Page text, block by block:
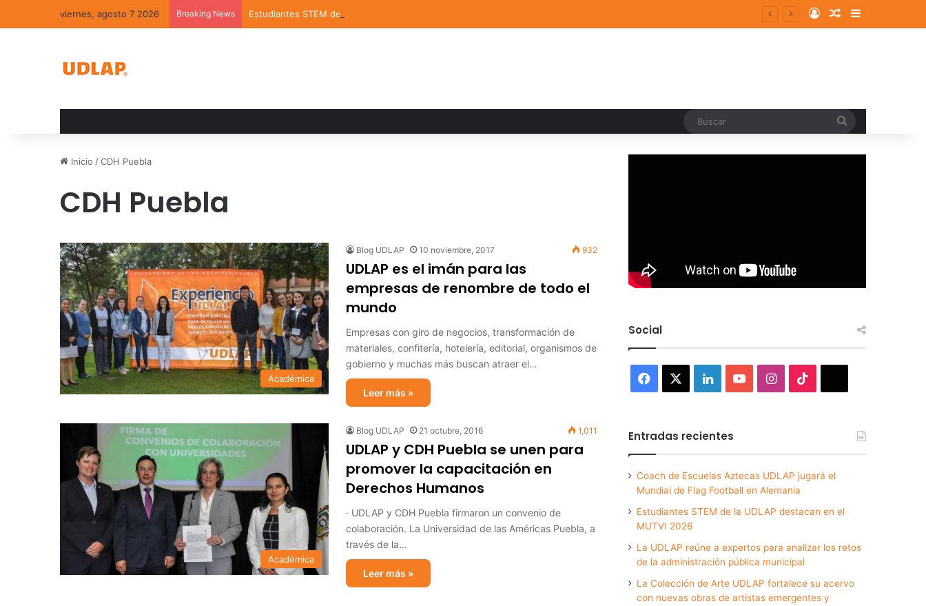
viernes, agosto 7 2026 Breaking News Estudiantes STEM de la UDLAP destacan en el MUTVI 2026 Log InRandom Article
Sidebar
Inicio /CDH Puebla
CDH Puebla
Académica
Blog UDLAP 10 noviembre, 2017 932
UDLAP es el imán para las
empresas de renombre de todo el
mundo
Empresas con giro de negocios, transformación de
materiales, confitería, hotelería, editorial, organismos de
gobierno y muchas más buscan atraer el…
Leer más »
Académica
Blog UDLAP 21 octubre, 2016 1,011
UDLAP y CDH Puebla se unen para
promover la capacitación en
Derechos Humanos
· UDLAP y CDH Puebla firmaron un convenio de
colaboración. La Universidad de las Américas Puebla, a
través de la…
Leer más »
Social
Facebook LinkedInYouTubeInstagram
Entradas recientes
Coach de Escuelas Aztecas UDLAP jugará el
Mundial de Flag Football en Alemania
Estudiantes STEM de la UDLAP destacan en el
MUTVI 2026
La UDLAP reúne a expertos para analizar los retos
de la administración pública municipal
La Colección de Arte UDLAP fortalece su acervo
con nuevas obras de artistas emergentes y